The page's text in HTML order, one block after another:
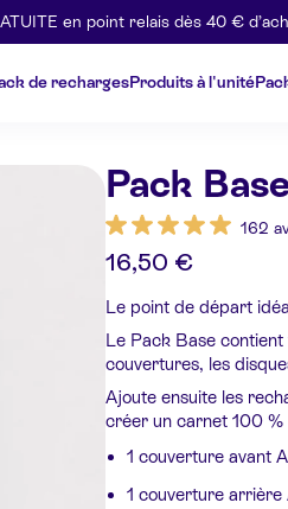
en point relais dès 40 €
de rechargesProduits à l'unité
Pack
162
16,50 €
Le point de départ
Le Pack Base
couvertures, les
Ajoute ensuite les
créer un carnet 100 %
1 couverture avant
1 couverture arrière